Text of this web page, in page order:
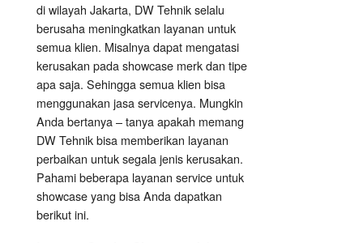
di wilayah Jakarta, DW Tehnik selalu
berusaha meningkatkan layanan untuk
semua klien. Misalnya dapat mengatasi
kerusakan pada showcase merk dan tipe
apa saja. Sehingga semua klien bisa
menggunakan jasa servicenya. Mungkin
Anda bertanya – tanya apakah memang
DW Tehnik bisa memberikan layanan
perbaikan untuk segala jenis kerusakan.
Pahami beberapa layanan service untuk
showcase yang bisa Anda dapatkan
berikut ini.